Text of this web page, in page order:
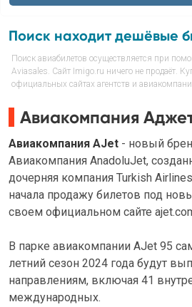
Поиск находит дешёвые
Поиск авиабилетов осуществляется при
Aviasales. Сайт Imigo.ru ничего не продаёт.
официальных сайтах агентств и
Авиакомпания
Авиакомпания AJet - новый
Авиакомпания AnadoluJet,
дочерняя компания Turkish
начала продажу билетов под
своем официальном сайте
В парке авиакомпании AJet 95
летний сезон 2024 года будут
направлениям, включая 41
международных.